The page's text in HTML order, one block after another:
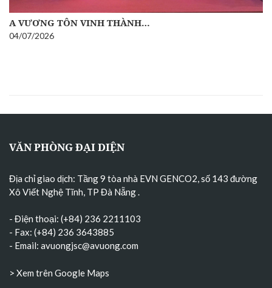
A VƯƠNG TÔN VINH THÀNH…
04/07/2026
VĂN PHÒNG ĐẠI DIỆN
Địa chỉ giao dịch: Tầng 9 tòa nhà EVN GENCO2, số 143 đường
Xô Viết Nghệ Tĩnh, TP Đà Nẵng
- Điện thoại: (+84) 236 2211103
- Fax: (+84) 236 3643885
- Email: avuongjsc@avuong.com
> Xem trên Google Maps